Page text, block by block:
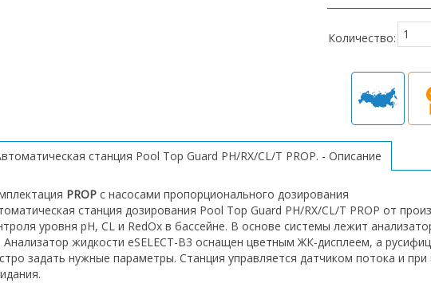
Количество:
станция Pool Top Guard PH/RX/CL/T PROP. - Описание
PROP c насосами пропорционального дозирования
станция дозирования Pool Top Guard PH/RX/CL/T PROP от
уровня pH, CL и RedOx в бассейне. В основе системы лежит
Анализатор жидкости eSELECT-B3 оснащен цветным ЖК-дисплеем, а
задать нужные параметры. Станция управляется датчиком потока и